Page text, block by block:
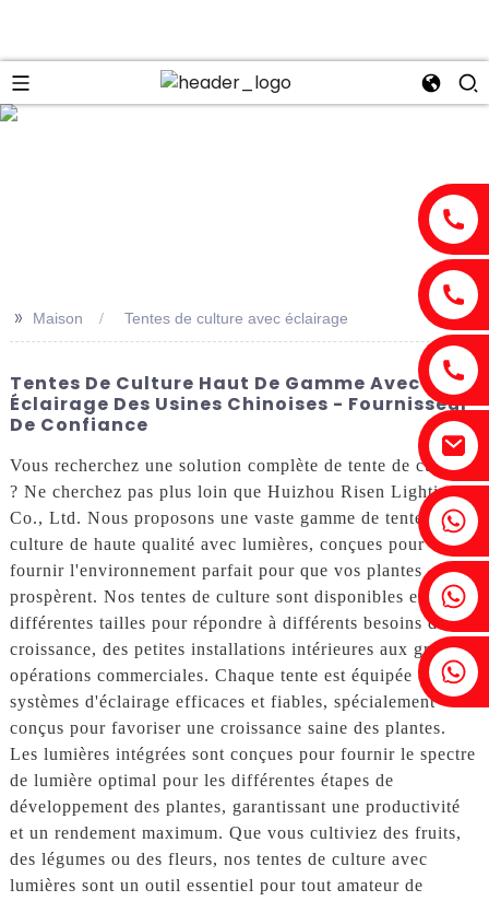
Fenia : +86 18607525299
Lierre : +86 18607522355
Tobin : +86 18818667168
>> Maison Tentes de culture avec éclairage
Tentes De Culture Haut De Gamme Avec
Éclairage Des Usines Chinoises - Fournisseur
De Confiance
Vous recherchez une solution complète de tente de culture
? Ne cherchez pas plus loin que Huizhou Risen Lighting
Co., Ltd. Nous proposons une vaste gamme de tentes de
culture de haute qualité avec lumières, conçues pour
fournir l'environnement parfait pour que vos plantes
prospèrent. Nos tentes de culture sont disponibles en
différentes tailles pour répondre à différents besoins de
croissance, des petites installations intérieures aux grandes
opérations commerciales. Chaque tente est équipée de
systèmes d'éclairage efficaces et fiables, spécialement
conçus pour favoriser une croissance saine des plantes.
Les lumières intégrées sont conçues pour fournir le spectre
de lumière optimal pour les différentes étapes de
développement des plantes, garantissant une productivité
et un rendement maximum. Que vous cultiviez des fruits,
des légumes ou des fleurs, nos tentes de culture avec
lumières sont un outil essentiel pour tout amateur de